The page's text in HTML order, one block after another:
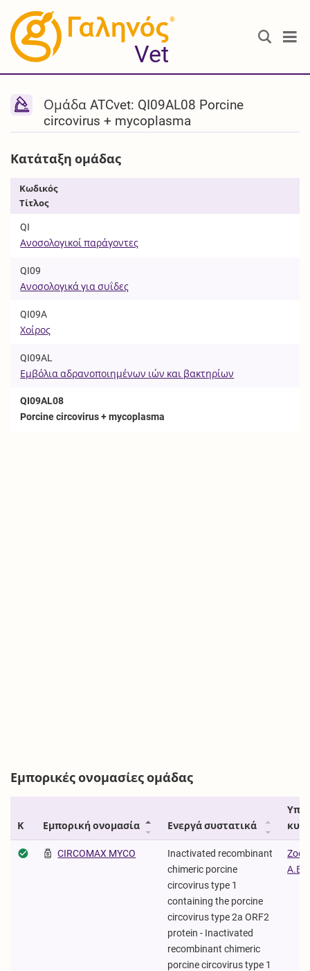
®
Vet
Ομάδα ATCvet: QI09AL08 Porcine
circovirus + mycoplasma
Κατάταξη ομάδας
Κωδικός
Τίτλος
QI
Ανοσολογικοί παράγοντες
QI09
Ανοσολογικά για συΐδες
QI09A
Χοίρος
QI09AL
Εμβόλια αδρανοποιημένων ιών και βακτηρίων
QI09AL08
Porcine circovirus + mycoplasma
Εμπορικές ονομασίες ομάδας
Κ Εμπορική ονομασία Ενεργά συστατικά
CIRCOMAX MYCO
Inactivated recombinant
chimeric porcine
circovirus type 1
containing the porcine
circovirus type 2a ORF2
protein - Inactivated
recombinant chimeric
porcine circovirus type 1
Α.Ε.